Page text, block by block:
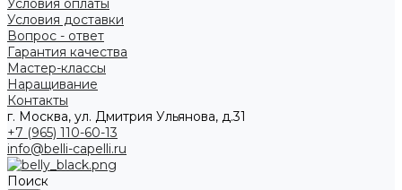
Условия оплаты
Условия доставки
Вопрос - ответ
Гарантия качества
Мастер-классы
Наращивание
Контакты
г. Москва, ул. Дмитрия Ульянова, д.31
+7 (965) 110-60-13
info@belli-capelli.ru
Поиск